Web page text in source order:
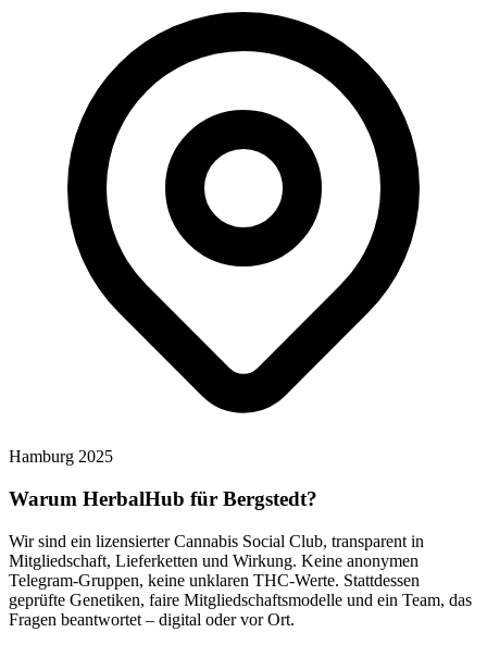
Hamburg 2025
Warum HerbalHub für Bergstedt?
Wir sind ein lizensierter Cannabis Social Club, transparent in
Mitgliedschaft, Lieferketten und Wirkung. Keine anonymen
Telegram-Gruppen, keine unklaren THC-Werte. Stattdessen
geprüfte Genetiken, faire Mitgliedschaftsmodelle und ein Team, das
Fragen beantwortet – digital oder vor Ort.